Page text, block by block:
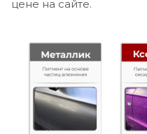
цене на сайте.